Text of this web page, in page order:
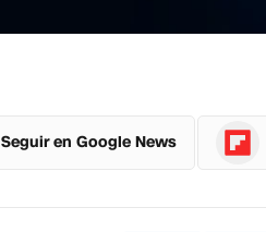
Seguir en Google News